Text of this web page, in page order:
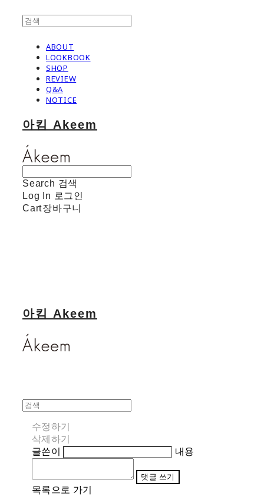
ABOUT
LOOKBOOK
SHOP
REVIEW
Q&A
NOTICE
아킴 Akeem
Search 검색
Log In 로그인
Cart장바구니
아킴 Akeem
수정하기
삭제하기
글쓴이
내용
댓글 쓰기
목록으로 가기